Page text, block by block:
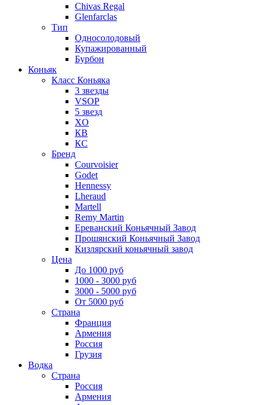
Chivas Regal
Glenfarclas
Тип
Односолодовый
Купажированный
Бурбон
Коньяк
Класс Коньяка
3 звезды
VSOP
5 звезд
XO
КВ
КС
Бренд
Courvoisier
Godet
Hennessy
Lheraud
Martell
Remy Martin
Ереванский Коньячный Завод
Прошянский Коньячный Завод
Кизлярский коньячный завод
Цена
До 1000 руб
1000 - 3000 руб
3000 - 5000 руб
От 5000 руб
Страна
Франция
Армения
Россия
Грузия
Водка
Страна
Россия
Армения